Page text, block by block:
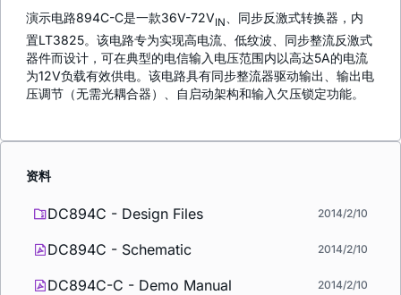
演示电路894C-C是一款36V-72VIN、同步反激式转换器，内
置LT3825。该电路专为实现高电流、低纹波、同步整流反激式
器件而设计，可在典型的电信输入电压范围内以高达5A的电流
为12V负载有效供电。该电路具有同步整流器驱动输出、输出电
压调节（无需光耦合器）、自启动架构和输入欠压锁定功能。
资料
DC894C - Design Files 2014/2/10
DC894C - Schematic 2014/2/10
DC894C-C - Demo Manual 2014/2/10